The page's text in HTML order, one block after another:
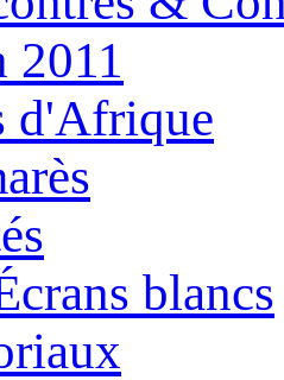
2011
d'Afrique
blancs